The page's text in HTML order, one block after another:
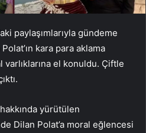
paylaşımlarıyla gündeme
kara para aklama
el konuldu. Çiftle
yürütülen
Dilan Polat’a moral eğlencesi